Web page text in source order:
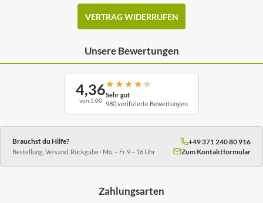
VERTRAG WIDERRUFEN
Unsere Bewertungen
4,36
von 5,00
★ ★ ★ ★ ★
Sehr gut
980 verifizierte Bewertungen
Brauchst du Hilfe?
Bestellung, Versand, Rückgabe · Mo. – Fr. 9 – 16 Uhr
+49 371 240 80 916
Zum Kontaktformular
Zahlungsarten